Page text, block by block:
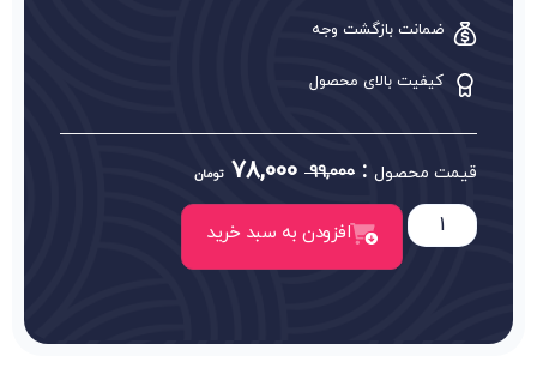
ضمانت بازگشت وجه
کیفیت بالای محصول
قیمت محصول :
99,000
78,000 تومان
افزودن به سبد خرید